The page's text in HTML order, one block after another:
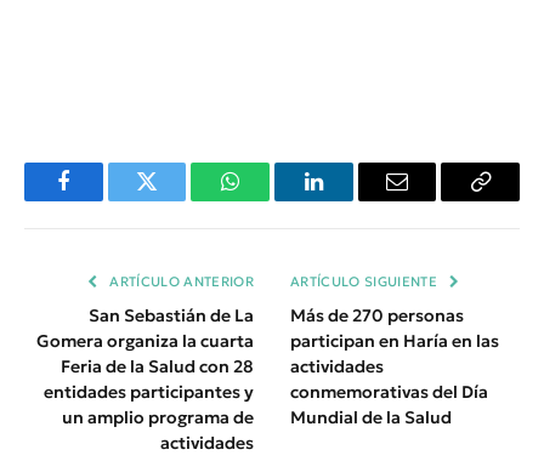
FacebookTwitter WhatsAppLinkedInEmail
Copiar
ARTÍCULO ANTERIOR
San Sebastián de La
Gomera organiza la cuarta
Feria de la Salud con 28
entidades participantes y
un amplio programa de
actividades
ARTÍCULO SIGUIENTE
Más de 270 personas
participan en Haría en las
actividades
conmemorativas del Día
Mundial de la Salud